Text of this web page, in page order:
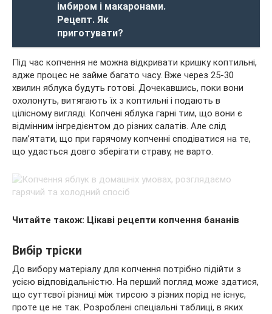
імбиром і макаронами.
Рецепт. Як
приготувати?
Під час копчення не можна відкривати кришку коптильні,
адже процес не займе багато часу. Вже через 25-30
хвилин яблука будуть готові. Дочекавшись, поки вони
охолонуть, витягають їх з коптильні і подають в
цілісному вигляді. Копчені яблука гарні тим, що вони є
відмінним інгредієнтом до різних салатів. Але слід
пам’ятати, що при гарячому копченні сподіватися на те,
що удасться довго зберігати страву, не варто.
Читайте також: Цікаві рецепти копчення бананів
Вибір тріски
До вибору матеріалу для копчення потрібно підійти з
усією відповідальністю. На перший погляд може здатися,
що суттєвої різниці між тирсою з різних порід не існує,
проте це не так. Розроблені спеціальні таблиці, в яких